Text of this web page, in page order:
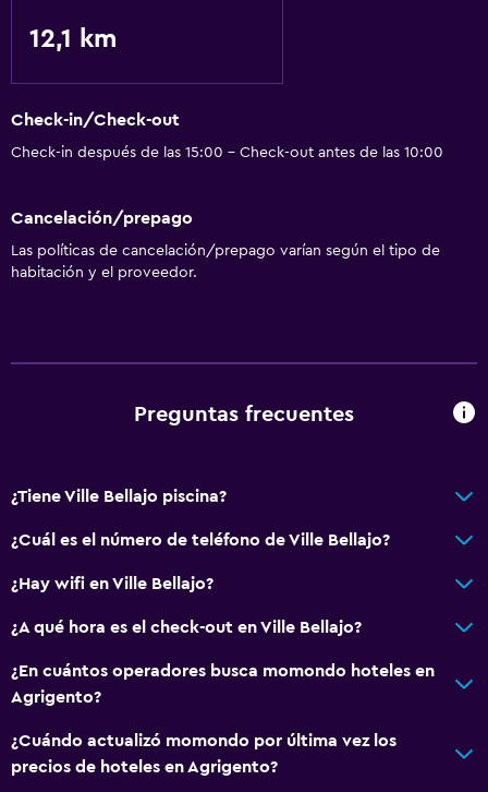
12,1 km
Check-in/Check-out
Check-in después de las 15:00 - Check-out antes de las 10:00
Cancelación/prepago
Las políticas de cancelación/prepago varían según el tipo de
habitación y el proveedor.
Preguntas frecuentes
¿Tiene Ville Bellajo piscina?
¿Cuál es el número de teléfono de Ville Bellajo?
¿Hay wifi en Ville Bellajo?
¿A qué hora es el check-out en Ville Bellajo?
¿En cuántos operadores busca momondo hoteles en
Agrigento?
¿Cuándo actualizó momondo por última vez los
precios de hoteles en Agrigento?